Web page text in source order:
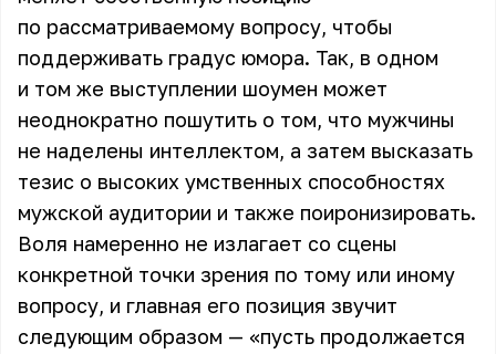
по рассматриваемому вопросу, чтобы
поддерживать градус юмора. Так, в одном
и том же выступлении шоумен может
неоднократно пошутить о том, что мужчины
не наделены интеллектом, а затем высказать
тезис о высоких умственных способностях
мужской аудитории и также поиронизировать.
Воля намеренно не излагает со сцены
конкретной точки зрения по тому или иному
вопросу, и главная его позиция звучит
следующим образом — «пусть продолжается